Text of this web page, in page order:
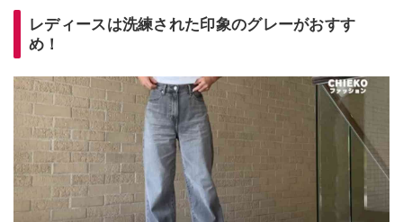
レディースは洗練された印象のグレーがおすす
め！